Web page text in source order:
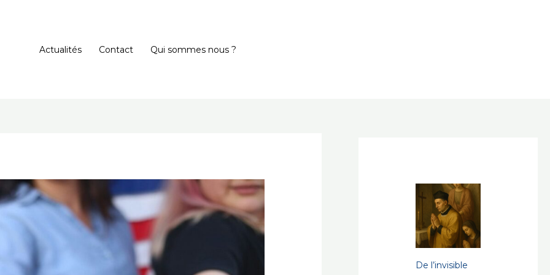
Actualités
Contact Qui sommes nous ?
De l’invisible